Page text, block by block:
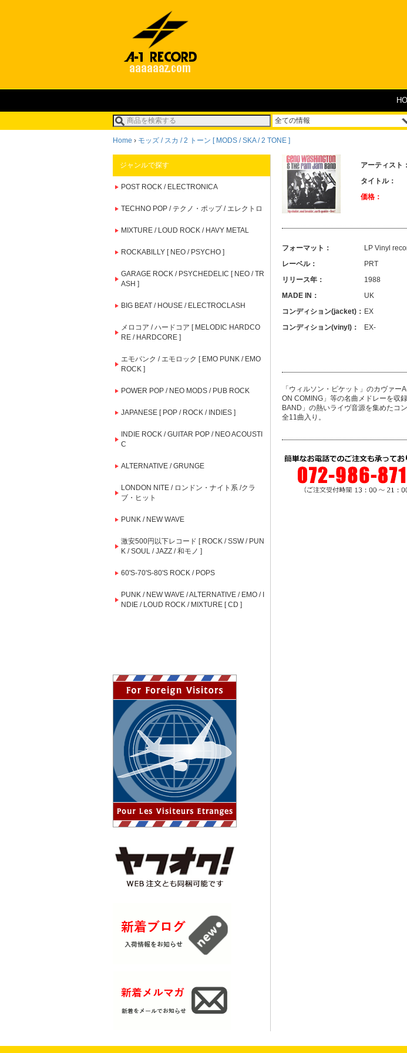
Home › モッズ / スカ / 2 トーン [ MODS / SKA / 2 TONE ]
ジャンルで探す
POST ROCK / ELECTRONICA
TECHNO POP / テクノ・ポップ / エレクトロ
MIXTURE / LOUD ROCK / HAVY METAL
ROCKABILLY [ NEO / PSYCHO ]
GARAGE ROCK / PSYCHEDELIC [ NEO / TR
ASH ]
BIG BEAT / HOUSE / ELECTROCLASH
メロコア / ハードコア [ MELODIC HARDCO
RE / HARDCORE ]
エモパンク / エモロック [ EMO PUNK / EMO
ROCK ]
POWER POP / NEO MODS / PUB ROCK
JAPANESE [ POP / ROCK / INDIES ]
INDIE ROCK / GUITAR POP / NEO ACOUSTI
C
ALTERNATIVE / GRUNGE
LONDON NITE / ロンドン・ナイト系 /クラ
ブ・ヒット
PUNK / NEW WAVE
激安500円以下レコード [ ROCK / SSW / PUN
K / SOUL / JAZZ / 和モノ ]
60'S-70'S-80'S ROCK / POPS
PUNK / NEW WAVE / ALTERNATIVE / EMO / I
NDIE / LOUD ROCK / MIXTURE [ CD ]
アーティスト：
タイトル：
価格：
フォーマット：
LP Vinyl
レーベル：
PRT
リリース年：
1988
MADE IN：
UK
コンディション(jacket)： EX
コンディション(vinyl)：
EX-
「ウィルソン・ピケット」のカヴァ
ON COMING」等の名曲メドレーを収
BAND」の熱いライヴ音源を集めたコ
全11曲入り。